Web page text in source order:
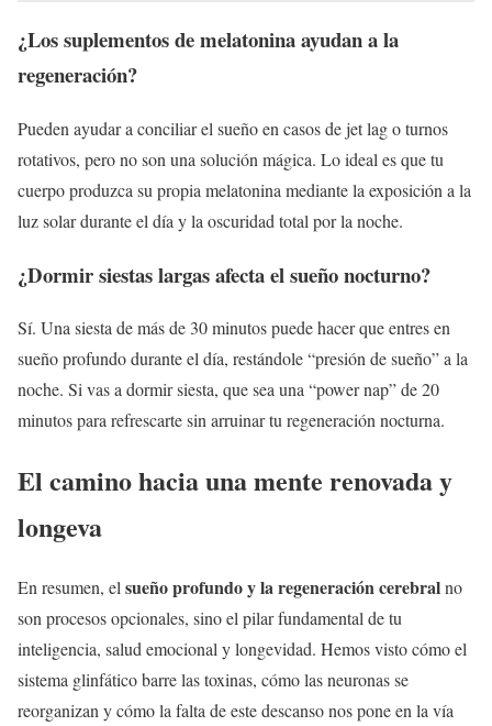
¿Los suplementos de melatonina ayudan a la
regeneración?
Pueden ayudar a conciliar el sueño en casos de jet lag o turnos
rotativos, pero no son una solución mágica. Lo ideal es que tu
cuerpo produzca su propia melatonina mediante la exposición a la
luz solar durante el día y la oscuridad total por la noche.
¿Dormir siestas largas afecta el sueño nocturno?
Sí. Una siesta de más de 30 minutos puede hacer que entres en
sueño profundo durante el día, restándole “presión de sueño” a la
noche. Si vas a dormir siesta, que sea una “power nap” de 20
minutos para refrescarte sin arruinar tu regeneración nocturna.
El camino hacia una mente renovada y
longeva
En resumen, elsueño profundo y la regeneración cerebralno
son procesos opcionales, sino el pilar fundamental de tu
inteligencia, salud emocional y longevidad. Hemos visto cómo el
sistema glinfático barre las toxinas, cómo las neuronas se
reorganizan y cómo la falta de este descanso nos pone en la vía